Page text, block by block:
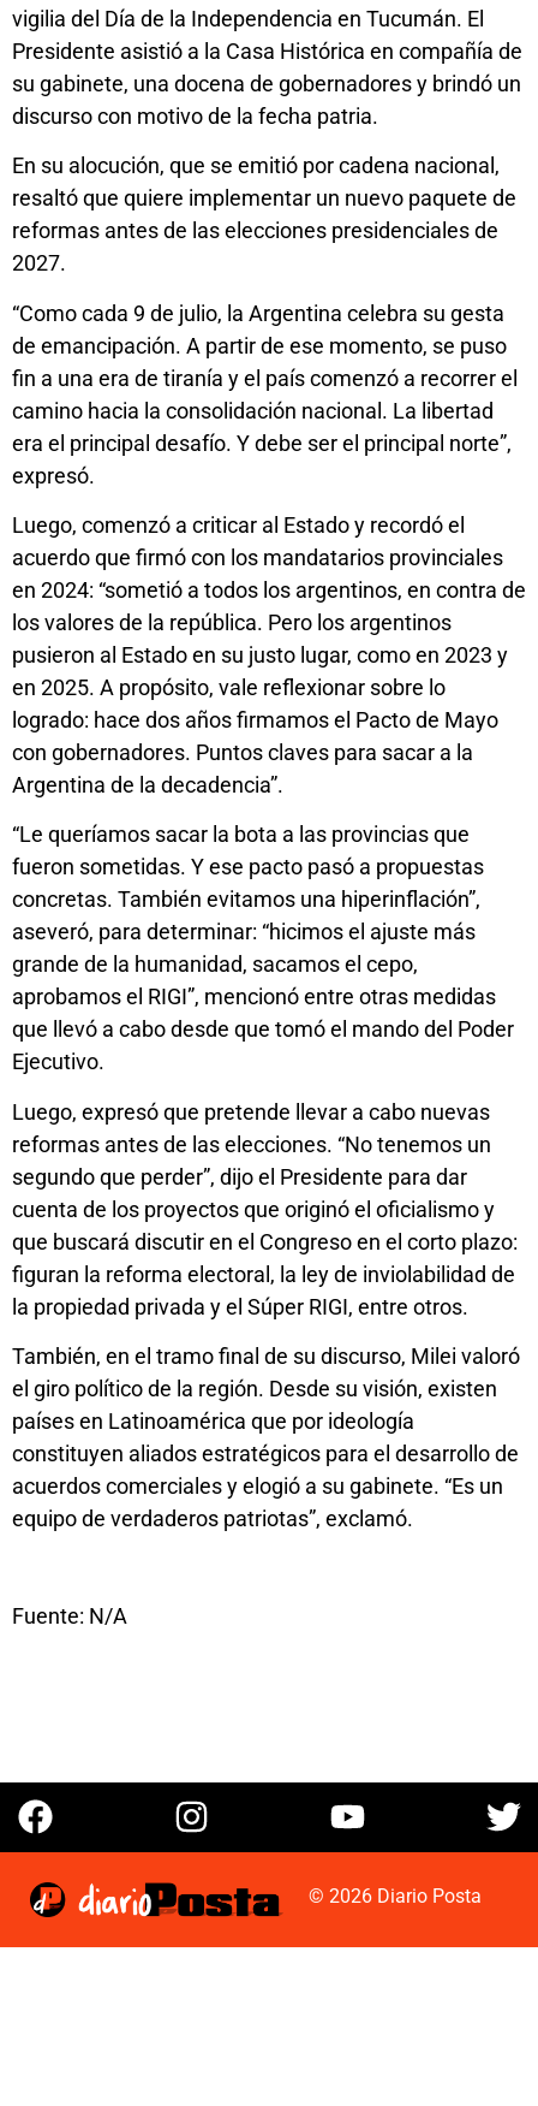
vigilia del Día de la Independencia en Tucumán. El
Presidente asistió a la Casa Histórica en compañía de
su gabinete, una docena de gobernadores y brindó un
discurso con motivo de la fecha patria.
En su alocución, que se emitió por cadena nacional,
resaltó que quiere implementar un nuevo paquete de
reformas antes de las elecciones presidenciales de
2027.
“Como cada 9 de julio, la Argentina celebra su gesta
de emancipación. A partir de ese momento, se puso
fin a una era de tiranía y el país comenzó a recorrer el
camino hacia la consolidación nacional. La libertad
era el principal desafío. Y debe ser el principal norte”,
expresó.
Luego, comenzó a criticar al Estado y recordó el
acuerdo que firmó con los mandatarios provinciales
en 2024: “sometió a todos los argentinos, en contra de
los valores de la república. Pero los argentinos
pusieron al Estado en su justo lugar, como en 2023 y
en 2025. A propósito, vale reflexionar sobre lo
logrado: hace dos años firmamos el Pacto de Mayo
con gobernadores. Puntos claves para sacar a la
Argentina de la decadencia”.
“Le queríamos sacar la bota a las provincias que
fueron sometidas. Y ese pacto pasó a propuestas
concretas. También evitamos una hiperinflación”,
aseveró, para determinar: “hicimos el ajuste más
grande de la humanidad, sacamos el cepo,
aprobamos el RIGI”, mencionó entre otras medidas
que llevó a cabo desde que tomó el mando del Poder
Ejecutivo.
Luego, expresó que pretende llevar a cabo nuevas
reformas antes de las elecciones. “No tenemos un
segundo que perder”, dijo el Presidente para dar
cuenta de los proyectos que originó el oficialismo y
que buscará discutir en el Congreso en el corto plazo:
figuran la reforma electoral, la ley de inviolabilidad de
la propiedad privada y el Súper RIGI, entre otros.
También, en el tramo final de su discurso, Milei valoró
el giro político de la región. Desde su visión, existen
países en Latinoamérica que por ideología
constituyen aliados estratégicos para el desarrollo de
acuerdos comerciales y elogió a su gabinete. “Es un
equipo de verdaderos patriotas”, exclamó.
Fuente: N/A
© 2026 Diario Posta